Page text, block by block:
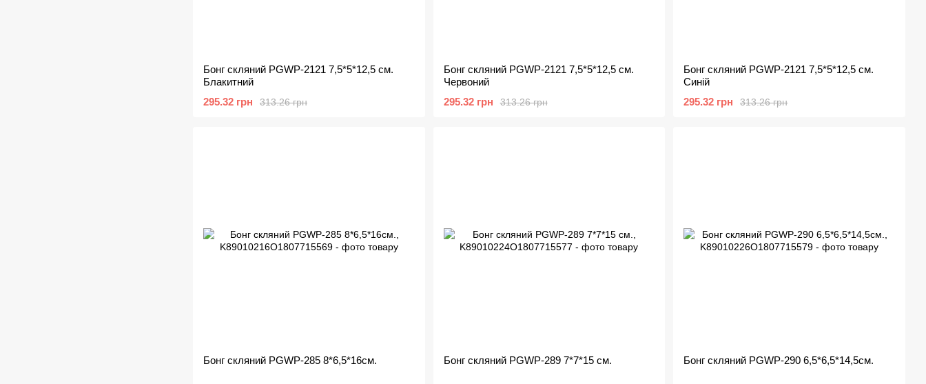
Бонг скляний PGWP-2121 7,5*5*12,5 см.
Блакитний
313.26 грн
295.32 грн
Бонг скляний PGWP-2121 7,5*5*12,5 см.
Червоний
313.26 грн
295.32 грн
Бонг скляний PGWP-2121 7,5*5*12,5 см.
Синій
313.26 грн
295.32 грн
Бонг скляний PGWP-285 8*6,5*16см. Бонг скляний PGWP-289 7*7*15 см. Бонг скляний PGWP-290 6,5*6,5*14,5см.